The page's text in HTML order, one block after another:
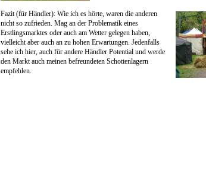
Fazit (für Händler): Wie ich es hörte, waren die anderen
nicht so zufrieden. Mag an der Problematik eines
Erstlingsmarktes oder auch am Wetter gelegen haben,
vielleicht aber auch an zu hohen Erwartungen. Jedenfalls
sehe ich hier, auch für andere Händler Potential und werde
den Markt auch meinen befreundeten Schottenlagern
empfehlen.